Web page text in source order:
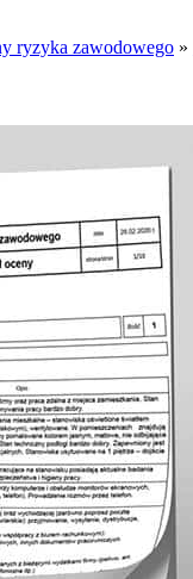
ryzyka zawodowego »